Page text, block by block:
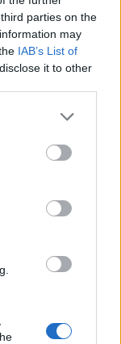
parties on the
may
IAB’s List of
it to other
privilégient les
sûrs que
qu’un teint hâlé en
jamais de la
Article suivant
: un risque
démence révélé